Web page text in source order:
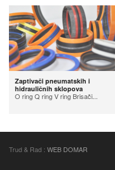
Zaptivači pneumatskih i
hidrauličnih sklopova
O ring Q ring V ring Brisači...
Trud & Rad : WEB DOMAR